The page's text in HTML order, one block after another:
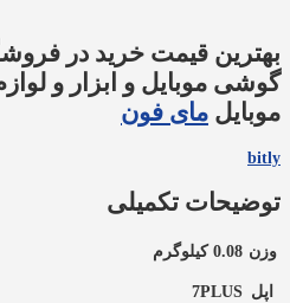
بهترین قیمت خرید در
گوشی موبایل و ابزار و
موبایل مای فون
bitly
توضیحات تکمیلی
وزن 0.08 کیلوگرم
اپل 7PLUS